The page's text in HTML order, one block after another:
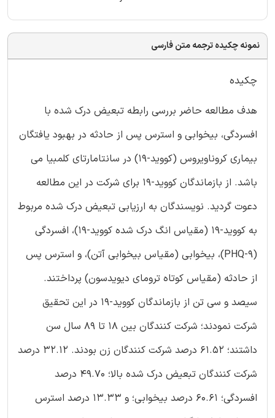
نمونه چکیده ترجمه متن فارسی
چکیده
هدف مطالعه حاضر بررسی رابطه تبعیض درک شده با
افسردگی، بیخوابی و استرس پس از حادثه در بهبود یافتگان
بیماری کروناویروس (کووید-19) در سانتامارتای کلمبیا می
باشد. از بازماندگان کووید-19 برای شرکت در این مطالعه
دعوت گردید. نویسندگان به ارزیابی تبعیض درک شده مربوط
به کووید-19 (مقیاس انگ درک شده کووید-19)، افسردگی
(PHQ-9)، بیخوابی (مقیاس بیخوابی آتن)، و استرس پس
از حادثه (مقیاس کوتاه ترومای دیویدسون) پرداختند.
سیصد و سی تن از بازماندگان کووید-19 در این تحقیق
شرکت نمودند؛ شرکت کنندگان بین ۱۸ تا ۸۹ سال سن
داشتند؛ 61.52 درصد شرکت کنندگان زن بودند. 32.12 درصد
شرکت کنندگان تبعیض درک شده بالا؛ 49.70 درصد
افسردگی؛ 60.61 درصد بیخوابی؛ و 13.33 درصد استرس